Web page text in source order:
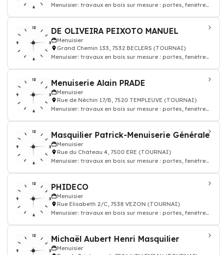
Menuisier: travaux en bois sur mesure : portes, fenêtres,
DE OLIVEIRA PEIXOTO MANUEL
Menuisier
Grand Chemin 133, 7532 BECLERS (TOURNAI)
Menuisier: travaux en bois sur mesure : portes, fenêtres,
Menuiserie Alain PRADE
Menuisier
Rue de Néchin 17/B, 7520 TEMPLEUVE (TOURNAI)
Menuisier: travaux en bois sur mesure : portes, fenêtres,
Masquilier Patrick-Menuiserie Générale
Menuisier
Rue du Château 4, 7500 ERE (TOURNAI)
Menuisier: travaux en bois sur mesure : portes, fenêtres,
PHIDECO
Menuisier
Rue Elisabeth 2/C, 7538 VEZON (TOURNAI)
Menuisier: travaux en bois sur mesure : portes, fenêtres,
Michaël Aubert Henri Masquilier
Menuisier